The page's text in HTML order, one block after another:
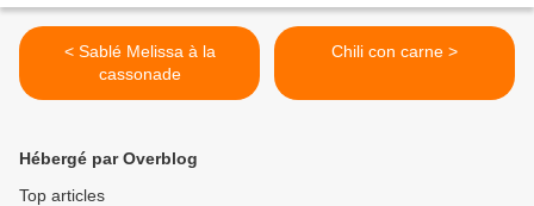
< Sablé Melissa à la
cassonade
Chili con carne >
Hébergé par Overblog
Top articles